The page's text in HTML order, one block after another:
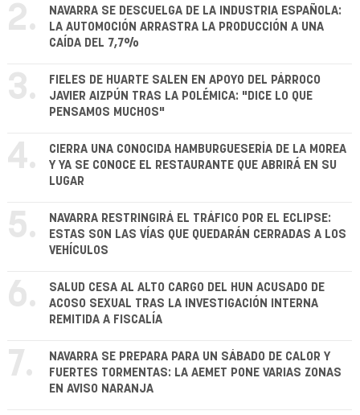
2.
NAVARRA SE DESCUELGA DE LA INDUSTRIA ESPAÑOLA:
LA AUTOMOCIÓN ARRASTRA LA PRODUCCIÓN A UNA
CAÍDA DEL 7,7%
3.
FIELES DE HUARTE SALEN EN APOYO DEL PÁRROCO
JAVIER AIZPÚN TRAS LA POLÉMICA: "DICE LO QUE
PENSAMOS MUCHOS"
4.
CIERRA UNA CONOCIDA HAMBURGUESERÍA DE LA MOREA
Y YA SE CONOCE EL RESTAURANTE QUE ABRIRÁ EN SU
LUGAR
5.
NAVARRA RESTRINGIRÁ EL TRÁFICO POR EL ECLIPSE:
ESTAS SON LAS VÍAS QUE QUEDARÁN CERRADAS A LOS
VEHÍCULOS
6.
SALUD CESA AL ALTO CARGO DEL HUN ACUSADO DE
ACOSO SEXUAL TRAS LA INVESTIGACIÓN INTERNA
REMITIDA A FISCALÍA
7.
NAVARRA SE PREPARA PARA UN SÁBADO DE CALOR Y
FUERTES TORMENTAS: LA AEMET PONE VARIAS ZONAS
EN AVISO NARANJA